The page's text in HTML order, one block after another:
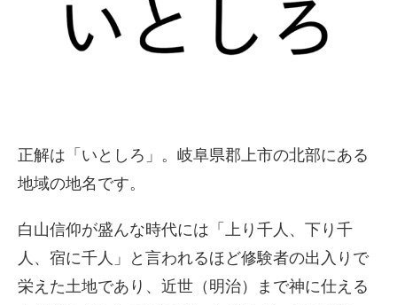
正解は「いとしろ」。岐阜県郡上市の北部にある
地域の地名です。
白山信仰が盛んな時代には「上り千人、下り千
人、宿に千人」と言われるほど修験者の出入りで
栄えた土地であり、近世（明治）まで神に仕える